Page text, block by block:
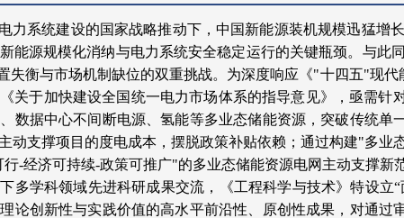
力系统建设的国家战略推动下，中国新能源装机规模迅猛增
能源规模化消纳与电力系统安全稳定运行的关键瓶颈。与此
失衡与市场机制缺位的双重挑战。为深度响应《"十四五"现
关于加快建设全国统一电力市场体系的指导意见》，亟需针
数据中心不间断电源、氢能等多业态储能资源，突破传统
动支撑项目的度电成本，摆脱政策补贴依赖；通过构建"多
-经济可持续-政策可推广"的多业态储能资源电网主动支撑新范
多学科领域先进科研成果交流，《工程科学与技术》特设立
论创新性与实践价值的高水平前沿性、原创性成果，对通